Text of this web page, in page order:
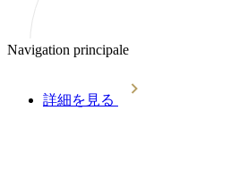
Navigation principale
詳細を見る